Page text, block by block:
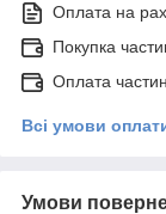
Оплата на
Покупка
Оплата
Всі умови
Умови